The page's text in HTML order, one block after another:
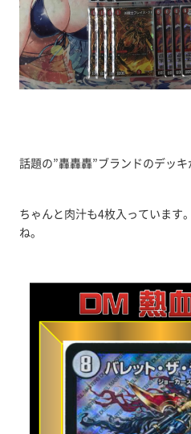
話題の”轟轟轟”ブランドのデッキ
ちゃんと肉汁も4枚入っています
ね。